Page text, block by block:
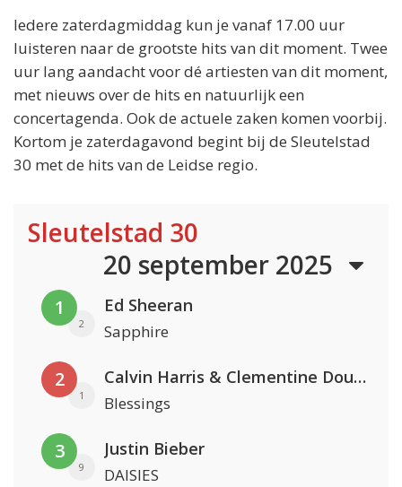
Iedere zaterdagmiddag kun je vanaf 17.00 uur
luisteren naar de grootste hits van dit moment. Twee
uur lang aandacht voor dé artiesten van dit moment,
met nieuws over de hits en natuurlijk een
concertagenda. Ook de actuele zaken komen voorbij.
Kortom je zaterdagavond begint bij de Sleutelstad
30 met de hits van de Leidse regio.
Sleutelstad 30
20 september 2025
1
2
Ed Sheeran
Sapphire
2
1
Calvin Harris & Clementine Douglas
Blessings
3
9
Justin Bieber
DAISIES